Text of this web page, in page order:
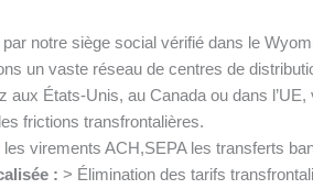
notre siège social vérifié dans le
un vaste réseau de centres de
États-Unis, au Canada ou dans
frictions transfrontalières.
virements ACH,SEPA les transferts
: > Élimination des tarifs